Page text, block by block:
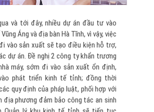
và tới đây, nhiều dự án đầu tư vào
Áng và địa bàn Hà Tĩnh, vì vậy, việc
vào sản xuất sẽ tạo điều kiện hỗ trợ,
dự án. Đề nghị 2 công ty khẩn trương
máy, sớm đi vào sản xuất ổn định,
phát triển kinh tế tỉnh; đồng thời
quy định của pháp luật, phối hợp với
địa phương đảm bảo công tác an sinh